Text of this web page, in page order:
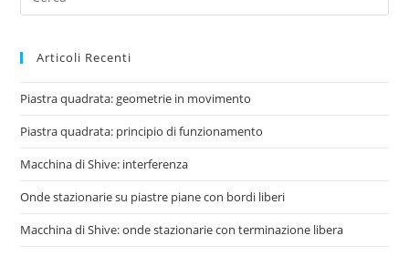
Articoli Recenti
Piastra quadrata: geometrie in movimento
Piastra quadrata: principio di funzionamento
Macchina di Shive: interferenza
Onde stazionarie su piastre piane con bordi liberi
Macchina di Shive: onde stazionarie con terminazione libera